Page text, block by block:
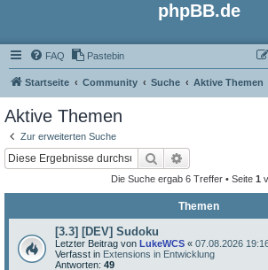
phpBB.de
FAQ Pastebin
Startseite Community Suche Aktive Themen
Aktive Themen
Zur erweiterten Suche
Suche
Die Suche ergab 6 Treffer • Seite 1
Themen
[3.3] [DEV] Sudoku
Letzter Beitrag von LukeWCS « 07.08.2026
Verfasst in Extensions in Entwicklung
Antworten: 49